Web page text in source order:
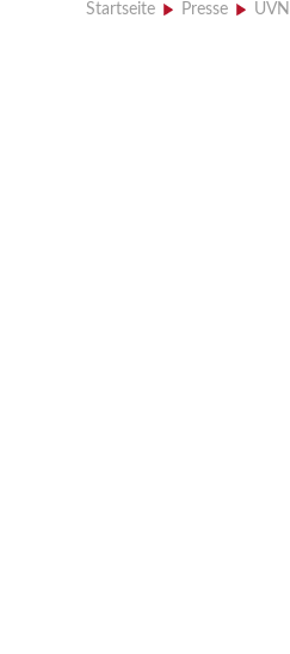
Startseite > Presse >